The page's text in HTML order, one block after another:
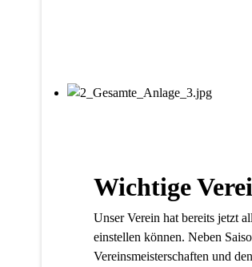
Wichtige
Unser Verein hat bereits jetzt
einstellen können. Neben
Vereinsmeisterschaften und